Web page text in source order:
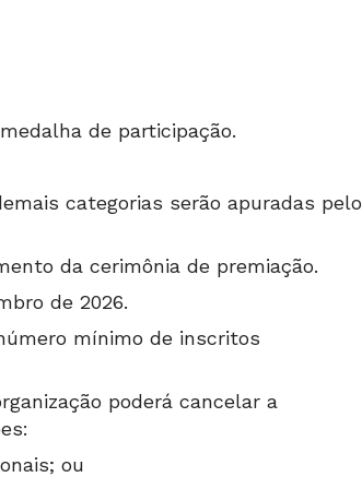
de participação.
categorias serão apuradas pelo
da cerimônia de premiação.
de 2026.
mínimo de inscritos
poderá cancelar a
ou